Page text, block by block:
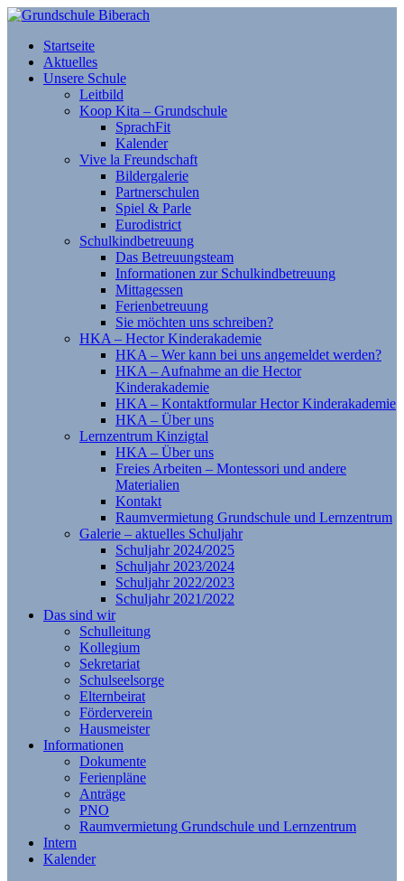
Startseite
Aktuelles
Unsere Schule
Leitbild
Koop Kita – Grundschule
SprachFit
Kalender
Vive la Freundschaft
Bildergalerie
Partnerschulen
Spiel & Parle
Eurodistrict
Schulkindbetreuung
Das Betreuungsteam
Informationen zur Schulkindbetreuung
Mittagessen
Ferienbetreuung
Sie möchten uns schreiben?
HKA – Hector Kinderakademie
HKA – Wer kann bei uns angemeldet werden?
HKA – Aufnahme an die Hector
Kinderakademie
HKA – Kontaktformular Hector Kinderakademie
HKA – Über uns
Lernzentrum Kinzigtal
HKA – Über uns
Freies Arbeiten – Montessori und andere
Materialien
Kontakt
Raumvermietung Grundschule und Lernzentrum
Galerie – aktuelles Schuljahr
Schuljahr 2024/2025
Schuljahr 2023/2024
Schuljahr 2022/2023
Schuljahr 2021/2022
Das sind wir
Schulleitung
Kollegium
Sekretariat
Schulseelsorge
Elternbeirat
Förderverein
Hausmeister
Informationen
Dokumente
Ferienpläne
Anträge
PNO
Raumvermietung Grundschule und Lernzentrum
Intern
Kalender